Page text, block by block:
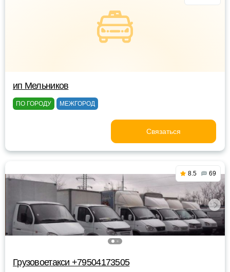
ип Мельников
ПО ГОРОДУ МЕЖГОРОД
Связаться
8.5 69
Грузовоетакси +79504173505